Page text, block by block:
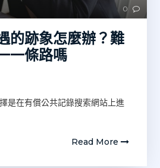
0
的跡象怎麼辦？難
一條路嗎
是在有償公共記錄搜索網站上進
Read More